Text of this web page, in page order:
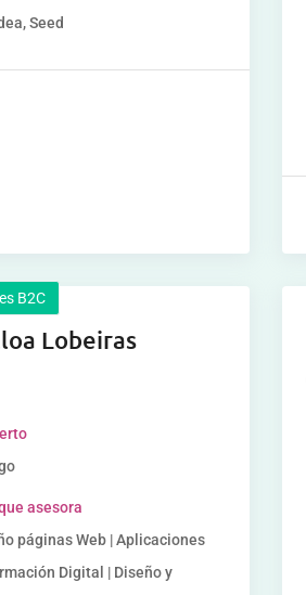
Seed
B2C
Lobeiras
asesora
páginas Web | Aplicaciones
Digital | Diseño y